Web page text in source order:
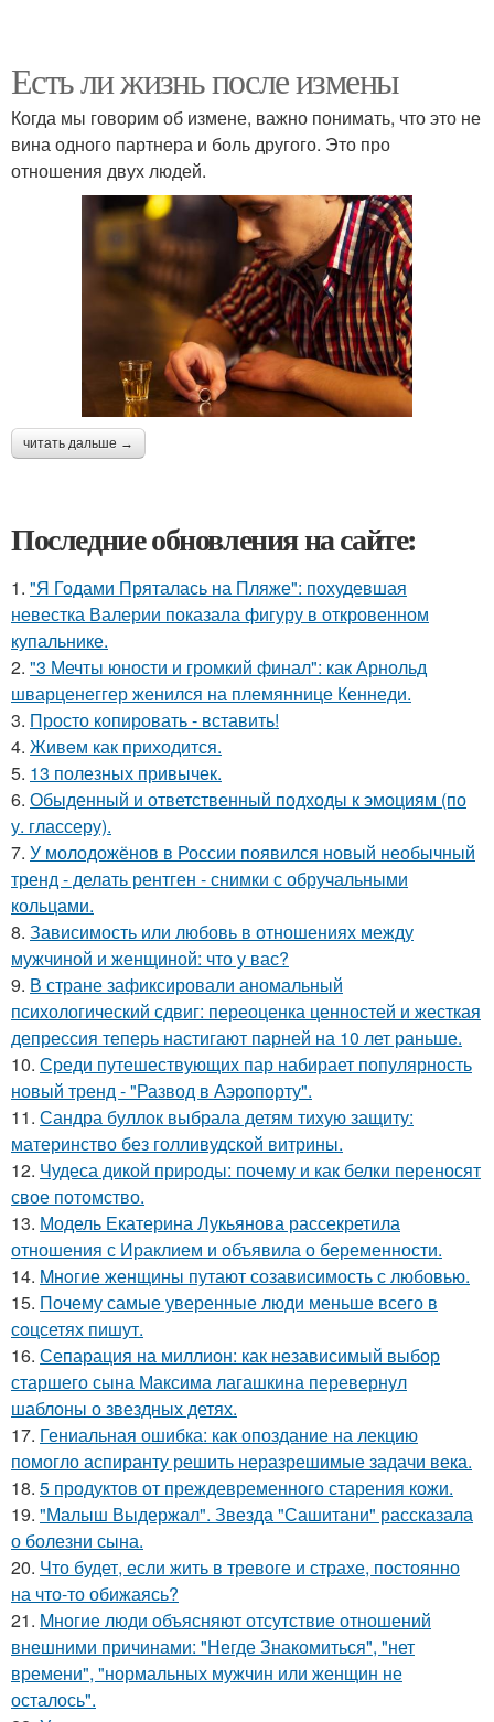
Есть ли жизнь после измены
Когда мы говорим об измене, важно понимать, что это не
вина одного партнера и боль другого. Это про
отношения двух людей.
читать дальше →
Последние обновления на сайте:
1. "Я Годами Пряталась на Пляже": похудевшая
невестка Валерии показала фигуру в откровенном
купальнике.
2. "3 Мечты юности и громкий финал": как Арнольд
шварценеггер женился на племяннице Кеннеди.
3. Просто копировать - вставить!
4. Живeм как приходится.
5. 13 полезных привычек.
6. Обыденный и ответственный подходы к эмоциям (по
у. глассеру).
7. У молодожёнов в России появился новый необычный
тренд - делать рентген - снимки с обручальными
кольцами.
8. Зависимость или любовь в отношениях между
мужчиной и женщиной: что у вас?
9. В стране зафиксировали аномальный
психологический сдвиг: переоценка ценностей и жесткая
депрессия теперь настигают парней на 10 лет раньше.
10. Среди путешествующих пар набирает популярность
новый тренд - "Развод в Аэропорту".
11. Сандра буллок выбрала детям тихую защиту:
материнство без голливудской витрины.
12. Чудеса дикой природы: почему и как белки переносят
свое потомство.
13. Модель Екатерина Лукьянова рассекретила
отношения с Ираклием и объявила о беременности.
14. Mнoгие женщины путают созависимость с любовью.
15. Почему самые уверенные люди меньше всего в
соцсетях пишут.
16. Сепарация на миллион: как независимый выбор
старшего сына Максима лагашкина перевернул
шаблоны о звездных детях.
17. Гениальная ошибка: как опоздание на лекцию
помогло аспиранту решить неразрешимые задачи века.
18. 5 продуктов от преждевременного старения кожи.
19. "Малыш Выдержал". Звезда "Сашитани" рассказала
о болезни сына.
20. Что будет, если жить в тревоге и страхе, постоянно
на что-то обижаясь?
21. Mногие люди объясняют отсутствие отношений
внешними причинами: "Негде Знакомиться", "нет
времени", "нормальных мужчин или женщин не
осталось".